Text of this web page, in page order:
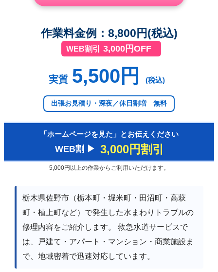
作業料金例：8,800円(税込)
WEB割引 3,000円OFF
実質 5,500円 (税込)
出張お見積り・深夜／休日割増 無料
「ホームページを見た」とお伝えください
WEB割 ▶︎ 3,000円割引
5,000円以上の作業からご利用いただけます。
栃木県佐野市（栃本町・堀米町・田沼町・高萩
町・植上町など）で発生した水まわりトラブルの
修理内容をご紹介します。 救急水道サービスで
は、戸建て・アパート・マンション・商業施設ま
で、地域密着で迅速対応しています。